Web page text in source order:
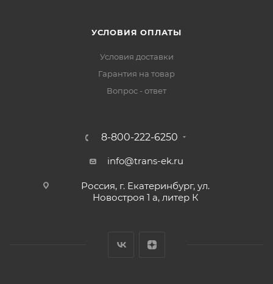
УСЛОВИЯ ОПЛАТЫ
Условия доставки
Гарантия на товар
Вопрос - ответ
8-800-222-6250
info@trans-ek.ru
Россия, г. Екатеринбург, ул.
Новостроя 1 а, литер К